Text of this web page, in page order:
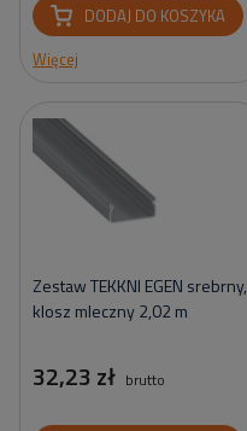
DODAJ DO KOSZYKA
Więcej
Zestaw TEKKNI EGEN srebrny,
klosz mleczny 2,02 m
32,23 zł brutto